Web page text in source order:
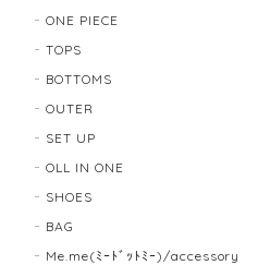
ONE PIECE
TOPS
BOTTOMS
OUTER
SET UP
OLL IN ONE
SHOES
BAG
Me.me(ﾐｰﾄﾞｯﾄﾐｰ)/accessory